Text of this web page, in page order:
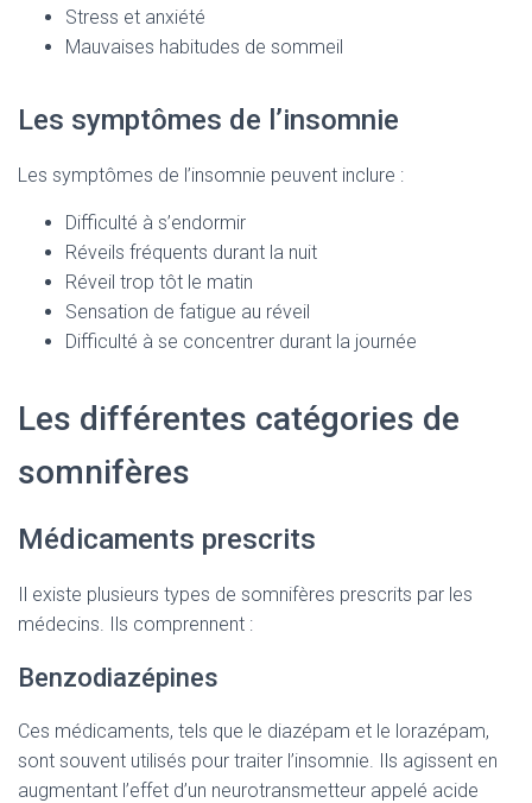
Stress et anxiété
Mauvaises habitudes de sommeil
Les symptômes de l’insomnie
Les symptômes de l’insomnie peuvent inclure :
Difficulté à s’endormir
Réveils fréquents durant la nuit
Réveil trop tôt le matin
Sensation de fatigue au réveil
Difficulté à se concentrer durant la journée
Les différentes catégories de
somnifères
Médicaments prescrits
Il existe plusieurs types de somnifères prescrits par les
médecins. Ils comprennent :
Benzodiazépines
Ces médicaments, tels que le diazépam et le lorazépam,
sont souvent utilisés pour traiter l’insomnie. Ils agissent en
augmentant l’effet d’un neurotransmetteur appelé acide